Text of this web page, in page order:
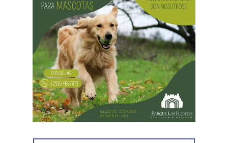
Desde Vialidad Nacional informaron que,durante las
próximas semanas, el operativo de bacheo será
reforzado con dos nuevas cuadrillas de trabajo y dos
camiones bacheadores, lo que permitirá incrementar
el ritmo de ejecución y optimizar las tareas de
mantenimiento en distintos puntos del Alto Valle.
Por otra parte, el organismo avanza con el relevamiento